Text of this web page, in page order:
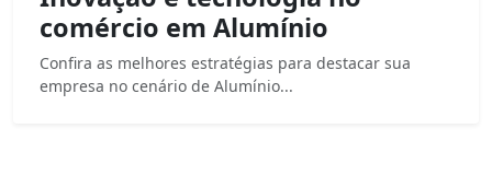
comércio em Alumínio
Confira as melhores estratégias para destacar sua
empresa no cenário de Alumínio...